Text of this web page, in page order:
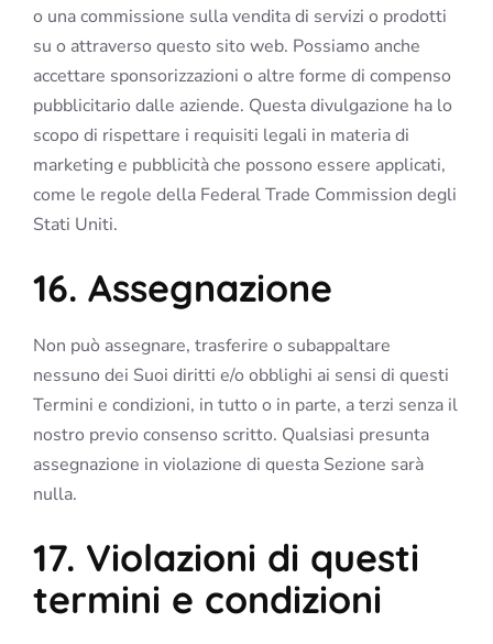
o una commissione sulla vendita di servizi o prodotti
su o attraverso questo sito web. Possiamo anche
accettare sponsorizzazioni o altre forme di compenso
pubblicitario dalle aziende. Questa divulgazione ha lo
scopo di rispettare i requisiti legali in materia di
marketing e pubblicità che possono essere applicati,
come le regole della Federal Trade Commission degli
Stati Uniti.
16. Assegnazione
Non può assegnare, trasferire o subappaltare
nessuno dei Suoi diritti e/o obblighi ai sensi di questi
Termini e condizioni, in tutto o in parte, a terzi senza il
nostro previo consenso scritto. Qualsiasi presunta
assegnazione in violazione di questa Sezione sarà
nulla.
17. Violazioni di questi
termini e condizioni